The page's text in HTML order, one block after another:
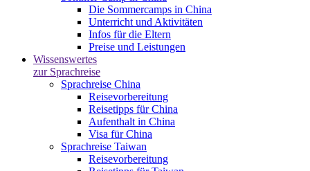
Die Sommercamps in China
Unterricht und Aktivitäten
Infos für die Eltern
Preise und Leistungen
Wissenswertes
zur Sprachreise
Sprachreise China
Reisevorbereitung
Reisetipps für China
Aufenthalt in China
Visa für China
Sprachreise Taiwan
Reisevorbereitung